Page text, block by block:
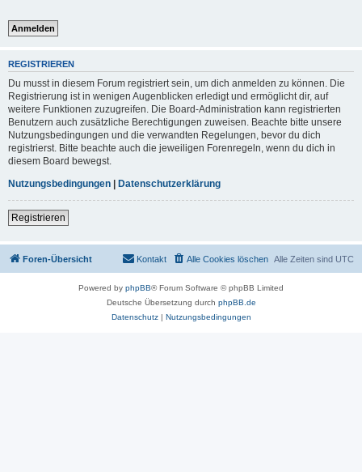
REGISTRIEREN
Du musst in diesem Forum registriert sein, um dich anmelden zu können. Die
Registrierung ist in wenigen Augenblicken erledigt und ermöglicht dir, auf
weitere Funktionen zuzugreifen. Die Board-Administration kann registrierten
Benutzern auch zusätzliche Berechtigungen zuweisen. Beachte bitte unsere
Nutzungsbedingungen und die verwandten Regelungen, bevor du dich
registrierst. Bitte beachte auch die jeweiligen Forenregeln, wenn du dich in
diesem Board bewegst.
Nutzungsbedingungen | Datenschutzerklärung
Registrieren
Foren-Übersicht Alle Zeiten sind UTC
Alle Cookies löschen
Kontakt
Powered by phpBB® Forum Software © phpBB Limited
Deutsche Übersetzung durch phpBB.de
Datenschutz| Nutzungsbedingungen